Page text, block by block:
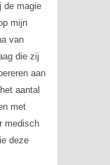
de magie
mijn
van
die zij
aan
aantal
met
medisch
deze